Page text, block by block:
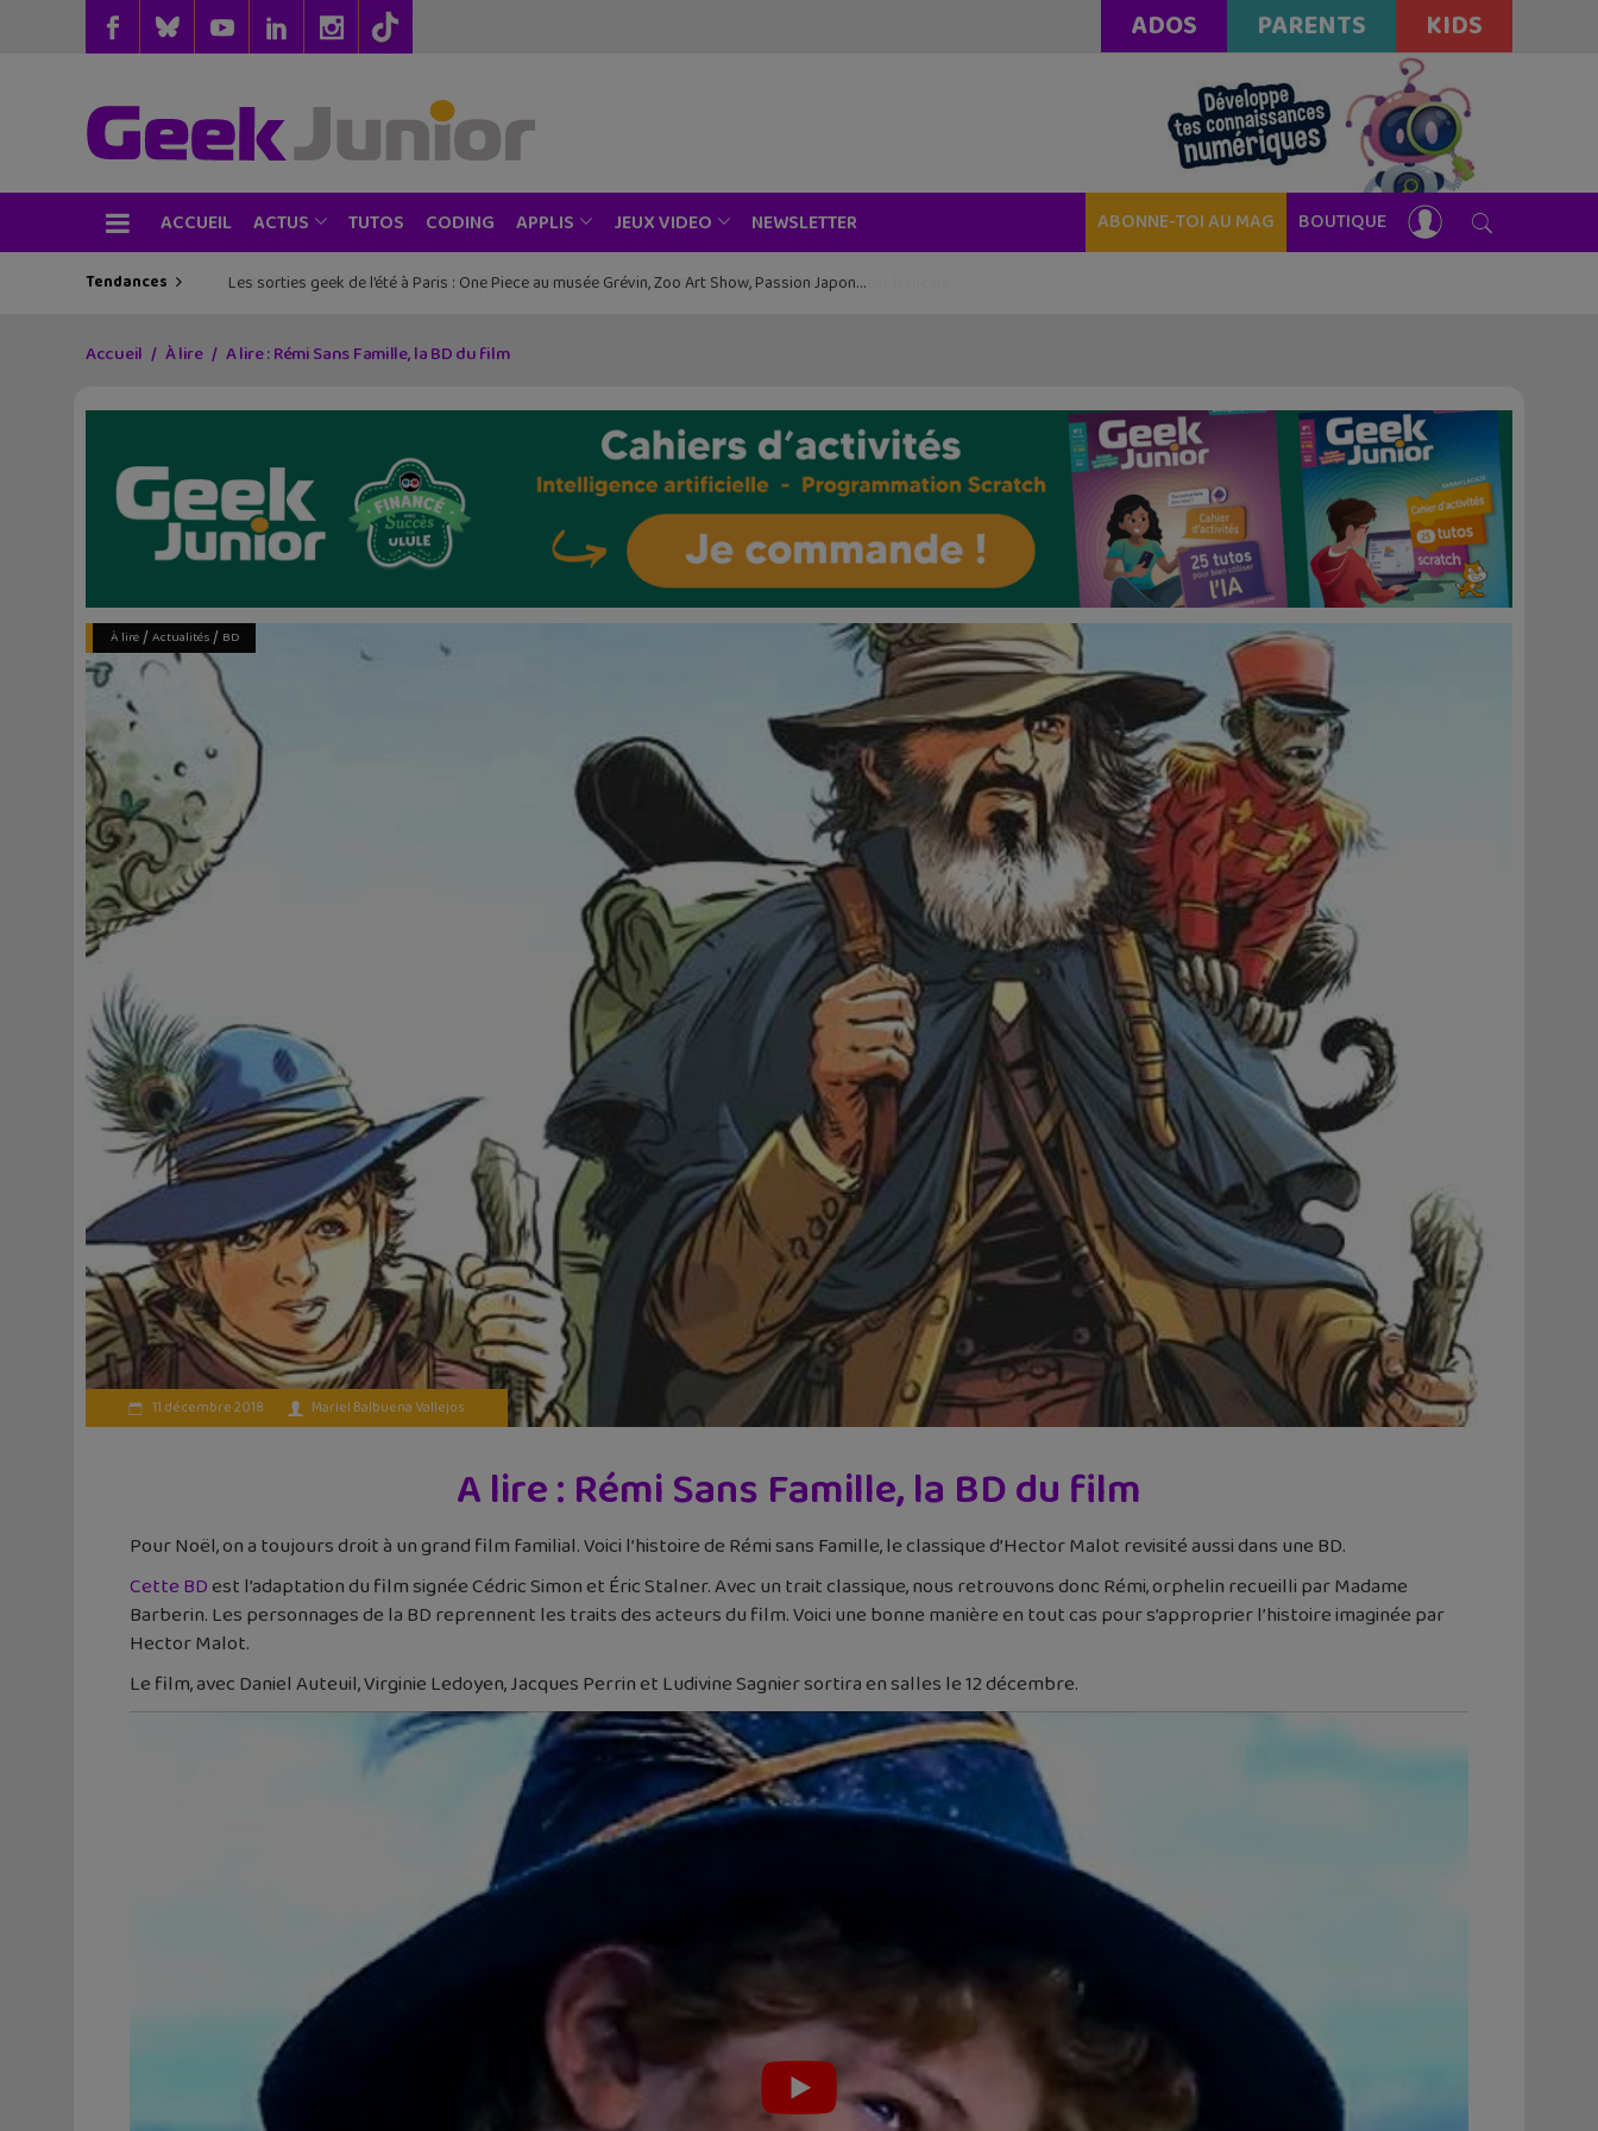
ADOS PARENTS KIDS
ACCUEIL ACTUS TUTOS CODING APPLIS JEUX VIDEO NEWSLETTER ABONNE-TOI AU MAG BOUTIQUE
Tendances Les sorties geek de l’été à Paris : One Piece au musée Grévin, Zoo Art Show, Passion Japon…
Accueil À lire A lire : Rémi Sans Famille, la BD du film
À lire/ Actualités/ BD
11 décembre 2018 Mariel Balbuena Vallejos
A lire : Rémi Sans Famille, la BD du film
Pour Noël, on a toujours droit à un grand film familial. Voici l’histoire de Rémi sans Famille, le classique d’Hector Malot revisité aussi dans une BD.
Cette BDest l’adaptation du film signée Cédric Simon et Éric Stalner. Avec un trait classique, nous retrouvons donc Rémi, orphelin recueilli par Madame
Barberin. Les personnages de la BD reprennent les traits des acteurs du film. Voici une bonne manière en tout cas pour s’approprier l’histoire imaginée par
Hector Malot.
Le film, avec Daniel Auteuil, Virginie Ledoyen, Jacques Perrin et Ludivine Sagnier sortira en salles le 12 décembre.